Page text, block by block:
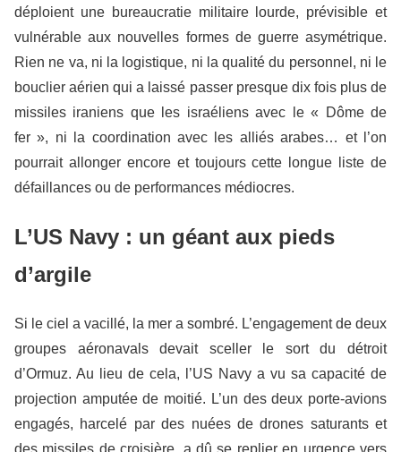
déploient une bureaucratie militaire lourde, prévisible et
vulnérable aux nouvelles formes de guerre asymétrique.
Rien ne va, ni la logistique, ni la qualité du personnel, ni le
bouclier aérien qui a laissé passer presque dix fois plus de
missiles iraniens que les israéliens avec le « Dôme de
fer », ni la coordination avec les alliés arabes… et l’on
pourrait allonger encore et toujours cette longue liste de
défaillances ou de performances médiocres.
L’US Navy : un géant aux pieds
d’argile
Si le ciel a vacillé, la mer a sombré. L’engagement de deux
groupes aéronavals devait sceller le sort du détroit
d’Ormuz. Au lieu de cela, l’US Navy a vu sa capacité de
projection amputée de moitié. L’un des deux porte-avions
engagés, harcelé par des nuées de drones saturants et
des missiles de croisière, a dû se replier en urgence vers